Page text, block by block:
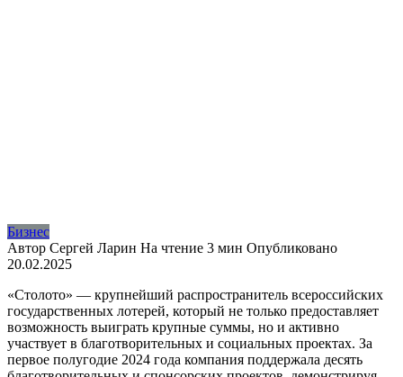
Бизнес
Автор Сергей Ларин На чтение 3 мин Опубликовано
20.02.2025
«Столото» — крупнейший распространитель всероссийских
государственных лотерей, который не только предоставляет
возможность выиграть крупные суммы, но и активно
участвует в благотворительных и социальных проектах. За
первое полугодие 2024 года компания поддержала десять